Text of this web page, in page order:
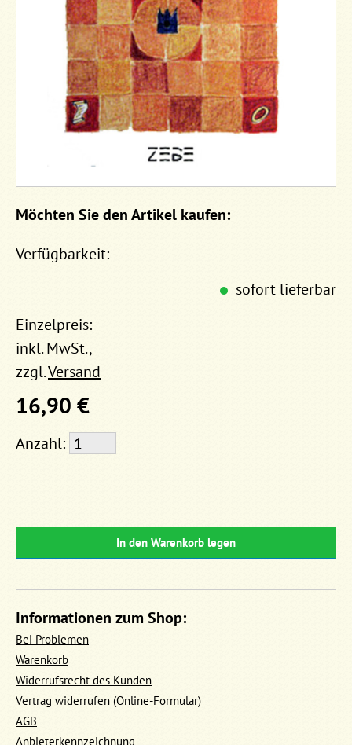
Möchten Sie den Artikel kaufen:
Verfügbarkeit:
sofort lieferbar
Einzelpreis:
inkl. MwSt.,
zzgl.Versand
16,90 €
Anzahl:
In den Warenkorb legen
Informationen zum Shop:
Bei Problemen
Warenkorb
Widerrufsrecht des Kunden
Vertrag widerrufen (Online-Formular)
AGB
Anbieterkennzeichnung